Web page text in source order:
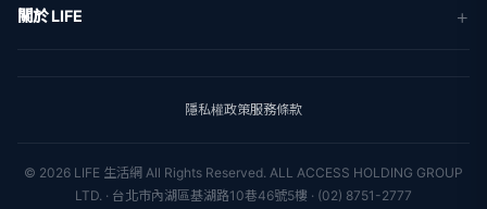
健康
關於 LIFE
隱私權政策服務條款
© 2026 LIFE 生活網 All Rights Reserved. ALL ACCESS HOLDING GROUP
LTD. · 台北市內湖區基湖路10巷46號5樓 · (02) 8751-2777